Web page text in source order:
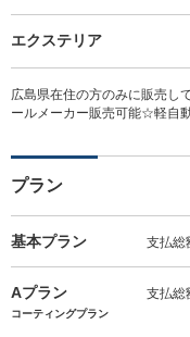
エクステリア
広島県在住の方のみに販売し
ールメーカー販売可能☆軽自
プラン
基本プラン 支払総
Aプラン 支払総
コーティングプラン